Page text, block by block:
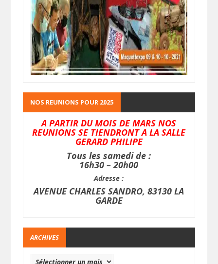
NOS REUNIONS POUR 2025
A PARTIR DU MOIS DE MARS NOS
REUNIONS SE TIENDRONT A LA SALLE
GERARD PHILIPE
Tous les samedi de :
16h30 – 20h00
Adresse :
AVENUE CHARLES SANDRO, 83130 LA
GARDE
ARCHIVES